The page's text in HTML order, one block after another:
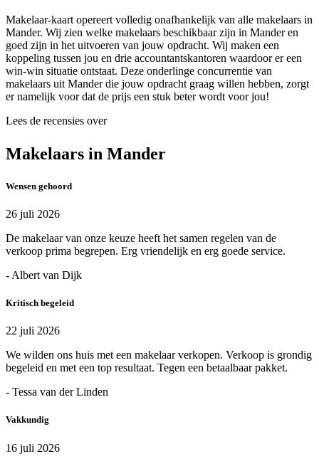
Makelaar-kaart opereert volledig onafhankelijk van alle makelaars in
Mander. Wij zien welke makelaars beschikbaar zijn in Mander en
goed zijn in het uitvoeren van jouw opdracht. Wij maken een
koppeling tussen jou en drie accountantskantoren waardoor er een
win-win situatie ontstaat. Deze onderlinge concurrentie van
makelaars uit Mander die jouw opdracht graag willen hebben, zorgt
er namelijk voor dat de prijs een stuk beter wordt voor jou!
Lees de recensies over
Makelaars in Mander
Wensen gehoord
26 juli 2026
De makelaar van onze keuze heeft het samen regelen van de
verkoop prima begrepen. Erg vriendelijk en erg goede service.
- Albert van Dijk
Kritisch begeleid
22 juli 2026
We wilden ons huis met een makelaar verkopen. Verkoop is grondig
begeleid en met een top resultaat. Tegen een betaalbaar pakket.
- Tessa van der Linden
Vakkundig
16 juli 2026